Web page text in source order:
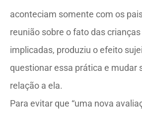
aconteciam somente com os
reunião sobre o fato das
implicadas, produziu o efeito
questionar essa prática e mudar
relação a ela.
Para evitar que “uma nova